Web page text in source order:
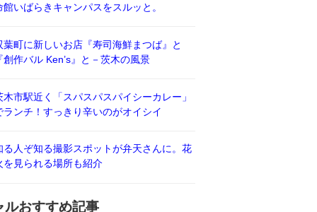
館いばらきキャンパスをスルッと。
葉町に新しいお店『寿司海鮮まつば』と
創作バル Ken’s』と－茨木の風景
木市駅近く「スパスパスパイシーカレー」
ランチ！すっきり辛いのがオイシイ
る人ぞ知る撮影スポットが弁天さんに。花
を見られる場所も紹介
ルおすすめ記事